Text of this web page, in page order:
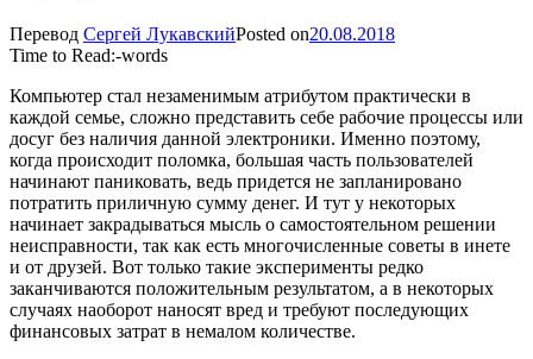
Перевод Сергей ЛукавскийPosted on20.08.2018
Time to Read:-words
Компьютер стал незаменимым атрибутом практически в
каждой семье, сложно представить себе рабочие процессы или
досуг без наличия данной электроники. Именно поэтому,
когда происходит поломка, большая часть пользователей
начинают паниковать, ведь придется не запланировано
потратить приличную сумму денег. И тут у некоторых
начинает закрадываться мысль о самостоятельном решении
неисправности, так как есть многочисленные советы в инете
и от друзей. Вот только такие эксперименты редко
заканчиваются положительным результатом, а в некоторых
случаях наоборот наносят вред и требуют последующих
финансовых затрат в немалом количестве.